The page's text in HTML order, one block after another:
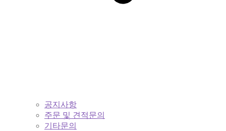
공지사항
주문 및 견적문의
기타문의